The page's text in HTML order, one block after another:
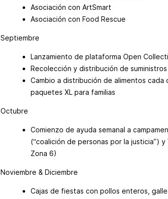
Asociación con ArtSmart
Asociación con Food Rescue
Septiembre
Lanzamiento de plataforma Open
Recolección y distribución de
Cambio a distribución de alimentos
paquetes XL para familias
Octubre
Comienzo de ayuda semanal a
(“coalición de personas por la justicia”)
Zona 6)
Noviembre & Diciembre
Cajas de fiestas con pollos enteros,